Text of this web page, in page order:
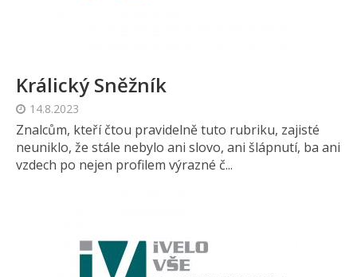
Králický Sněžník
14.8.2023
Znalcům, kteří čtou pravidelně tuto rubriku, zajisté
neuniklo, že stále nebylo ani slovo, ani šlápnutí, ba ani
vzdech po nejen profilem výrazné č...